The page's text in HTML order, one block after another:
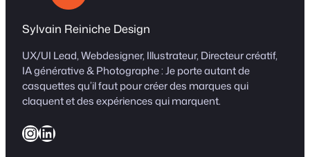
Sylvain Reiniche Design
UX/UI Lead, Webdesigner, Illustrateur, Directeur créatif,
IA générative & Photographe : Je porte autant de
casquettes qu’il faut pour créer des marques qui
claquent et des expériences qui marquent.
InstagramLinkedIn